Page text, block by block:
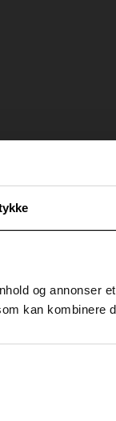
og annonser
kan
din